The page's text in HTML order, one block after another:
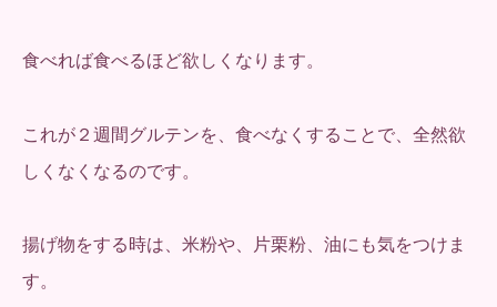
食べれば食べるほど欲しくなります。
これが２週間グルテンを、食べなくすることで、全然欲
しくなくなるのです。
揚げ物をする時は、米粉や、片栗粉、油にも気をつけま
す。